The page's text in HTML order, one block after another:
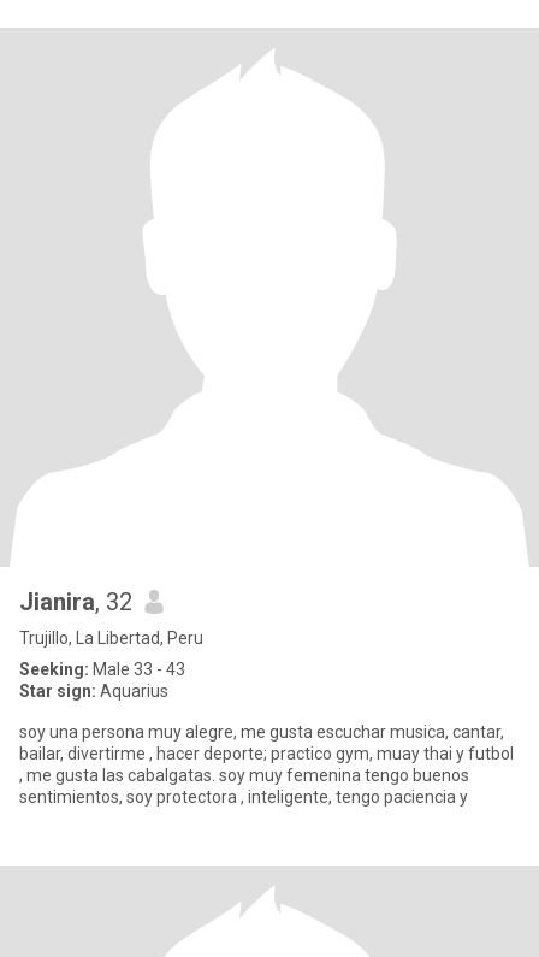
Jianira, 32
Trujillo, La Libertad, Peru
Seeking: Male 33 - 43
Star sign: Aquarius
soy una persona muy alegre, me gusta escuchar musica, cantar,
bailar, divertirme , hacer deporte; practico gym, muay thai y futbol
, me gusta las cabalgatas. soy muy femenina tengo buenos
sentimientos, soy protectora , inteligente, tengo paciencia y